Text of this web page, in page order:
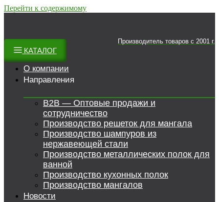
Перейти к содержимому
Производитель товаров c 2001 г.
КАТАЛОГ
О компании
Направления
B2B — Оптовые продажи и
сотрудничество
Производство решеток для мангала
Производство шампуров из
нержавеющей стали
Производство металлических полок для
ванной
Производство кухонных полок
Производство мангалов
Новости